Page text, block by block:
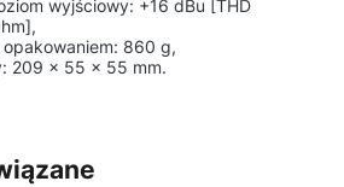
wyjściowy: +16 dBu [THD
860 g,
209 x 55 x 55 mm.